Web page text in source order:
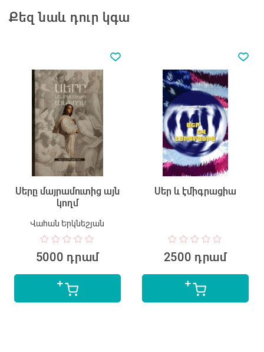
Քեզ նաև դուր կգա
Սերը մայրամուտից այն
կողմ
Վահան Երկնեշյան
5000 դրամ
Սեր և էմիգրացիա
2500 դրամ